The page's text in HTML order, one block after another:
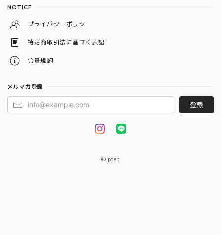
NOTICE
プライバシーポリシー
特定商取引法に基づく表記
会員規約
メルマガ登録
登録
© poet